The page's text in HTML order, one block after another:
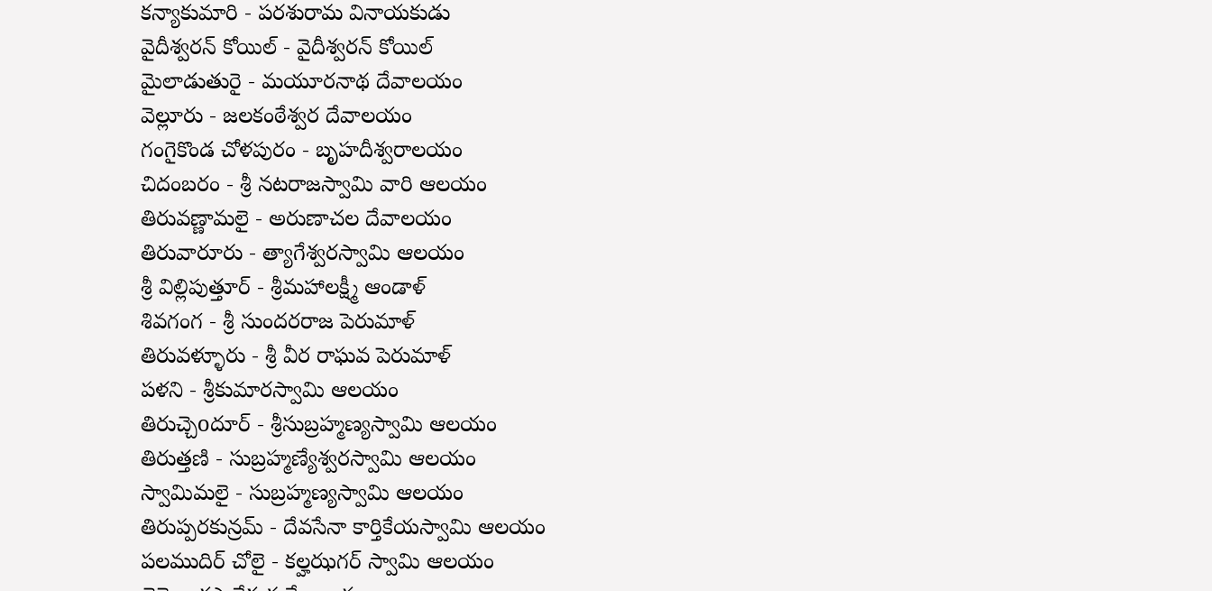
కన్యాకుమారి - పరశురామ వినాయకుడు
వైదీశ్వరన్ కోయిల్ - వైదీశ్వరన్ కోయిల్
మైలాడుతురై - మయూరనాథ దేవాలయం
వెల్లూరు - జలకంఠేశ్వర దేవాలయం
గంగైకొండ చోళపురం - బృహదీశ్వరాలయం
చిదంబరం - శ్రీ నటరాజస్వామి వారి ఆలయం
తిరువణ్ణామలై - అరుణాచల దేవాలయం
తిరువారూరు - త్యాగేశ్వరస్వామి ఆలయం
శ్రీ విల్లిపుత్తూర్ - శ్రీమహాలక్ష్మీ ఆండాళ్
శివగంగ - శ్రీ సుందరరాజ పెరుమాళ్
తిరువళ్ళూరు - శ్రీ వీర రాఘవ పెరుమాళ్
పళని - శ్రీకుమారస్వామి ఆలయం
తిరుచ్చెoదూర్ - శ్రీసుబ్రహ్మణ్యస్వామి ఆలయం
తిరుత్తణి - సుబ్రహ్మణ్యేశ్వరస్వామి ఆలయం
స్వామిమలై - సుబ్రహ్మణ్యస్వామి ఆలయం
తిరుప్పరకున్రమ్ - దేవసేనా కార్తికేయస్వామి ఆలయం
పలముదిర్ చోలై - కల్హఝగర్ స్వామి ఆలయం